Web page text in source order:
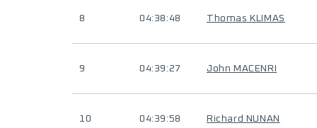
8 04:38:48 Thomas KLIMAS
9 04:39:27 John MACENRI
10 04:39:58 Richard NUNAN